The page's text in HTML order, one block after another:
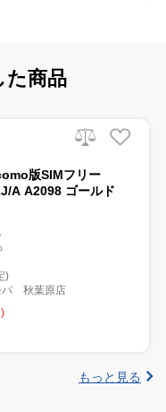
た商品
版SIMフリー
A A2098 ゴールド
)
バ 秋葉原店
もっと見る